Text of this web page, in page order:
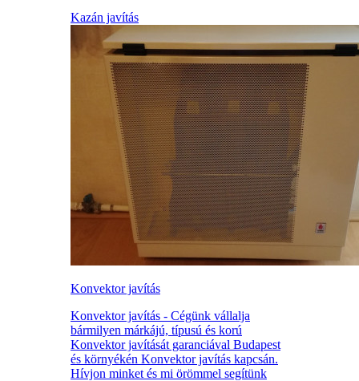
Kazán javítás
Konvektor javítás
Konvektor javítás - Cégünk vállalja
bármilyen márkájú, típusú és korú
Konvektor javítását garanciával Budapest
és környékén Konvektor javítás kapcsán.
Hívjon minket és mi örömmel segítünk